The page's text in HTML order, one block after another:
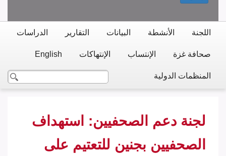
اللجنة الأنشطة البيانات التقارير الدراسات
صحافة غزة الإنتساب الإنتهاكات English
المنظمات الدولية
لجنة دعم الصحفيين: استهداف
الصحفيين بجنين للتعتيم على